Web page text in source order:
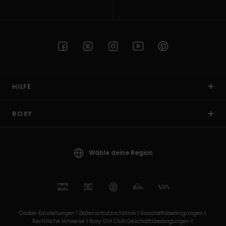
HILFE
ROXY
Wähle deine Region
Cookie-Einstellungen | Datenschutzrichtlinie | Geschäftsbedingungen |
Rechtliche Hinweise | Roxy Girl Club Geschäftsbedingungen |